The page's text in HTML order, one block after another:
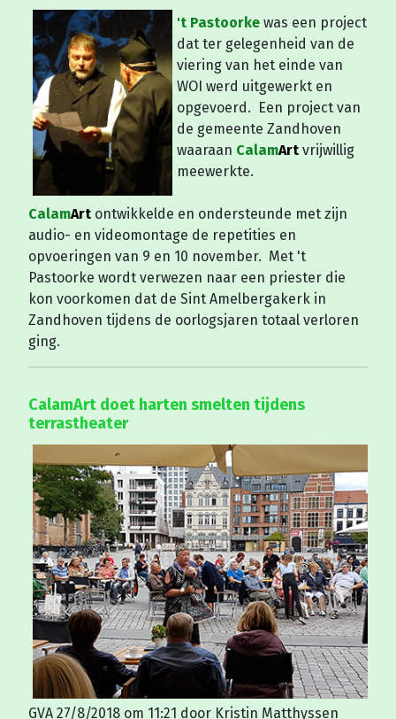
't Pastoorke was een project
dat ter gelegenheid van de
viering van het einde van
WOI werd uitgewerkt en
opgevoerd. Een project van
de gemeente Zandhoven
waaraan CalamArt vrijwillig
meewerkte.
CalamArt ontwikkelde en ondersteunde met zijn
audio- en videomontage de repetities en
opvoeringen van 9 en 10 november. Met 't
Pastoorke wordt verwezen naar een priester die
kon voorkomen dat de Sint Amelbergakerk in
Zandhoven tijdens de oorlogsjaren totaal verloren
ging.
CalamArt doet harten smelten tijdens
terrastheater
GVA 27/8/2018 om 11:21 door Kristin Matthyssen